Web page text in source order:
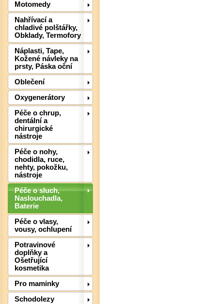
Motomedy
Nahřívací a
chladivé polštářky,
Obklady, Termofory
Náplasti, Tape,
Kožené návleky na
prsty, Páska oční
Oblečení
Oxygenerátory
Péče o chrup,
dentální a
chirurgické
nástroje
Péče o nohy,
chodidla, ruce,
nehty, pokožku,
nástroje
Péče o sluch,
Naslouchadla,
Baterie
Péče o vlasy,
vousy, ochlupení
Potravinové
doplňky a
Ošetřující
kosmetika
Pro maminky
Schodolezy